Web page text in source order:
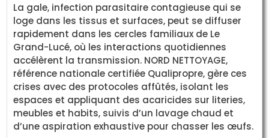
La gale, infection parasitaire contagieuse qui se
loge dans les tissus et surfaces, peut se diffuser
rapidement dans les cercles familiaux de Le
Grand-Lucé, où les interactions quotidiennes
accélèrent la transmission. NORD NETTOYAGE,
référence nationale certifiée Qualipropre, gère ces
crises avec des protocoles affûtés, isolant les
espaces et appliquant des acaricides sur literies,
meubles et habits, suivis d’un lavage chaud et
d’une aspiration exhaustive pour chasser les œufs.